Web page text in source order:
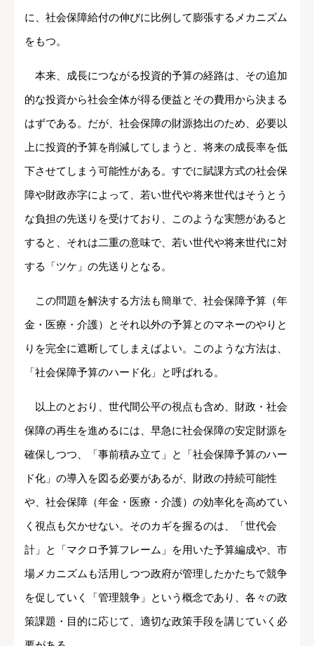
に、社会保障給付の伸びに比例して膨張するメカニズム
をもつ。
本来、成長につながる投資的予算の経路は、その追加
的な投資から社会全体が得る便益とその費用から決まる
はずである。だが、社会保障の財源捻出のため、必要以
上に投資的予算を削減してしまうと、将来の成長率を低
下させてしまう可能性がある。すでに賦課方式の社会保
障や財政赤字によって、若い世代や将来世代はそうとう
な負担の先送りを受けており、このような実態があると
すると、それは二重の意味で、若い世代や将来世代に対
する「ツケ」の先送りとなる。
この問題を解決する方法も簡単で、社会保障予算（年
金・医療・介護）とそれ以外の予算とのマネーのやりと
りを完全に遮断してしまえばよい。このような方法は、
「社会保障予算のハード化」と呼ばれる。
以上のとおり、世代間公平の視点も含め、財政・社会
保障の再生を進めるには、早急に社会保障の安定財源を
確保しつつ、「事前積み立て」と「社会保障予算のハー
ド化」の導入を図る必要があるが、財政の持続可能性
や、社会保障（年金・医療・介護）の効率化を高めてい
く視点も欠かせない。そのカギを握るのは、「世代会
計」と「マクロ予算フレーム」を用いた予算編成や、市
場メカニズムも活用しつつ政府が管理したかたちで競争
を促していく「管理競争」という概念であり、各々の政
策課題・目的に応じて、適切な政策手段を講じていく必